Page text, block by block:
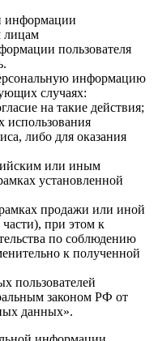
информации
лицам
пользователя
информацию
случаях:
на такие действия;
использования
либо для оказания
или иным
установленной
продажи или иной
при этом к
по соблюдению
к полученной
пользователей
законом РФ от
данных».